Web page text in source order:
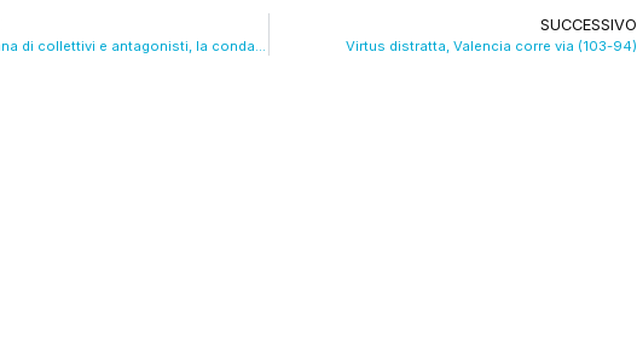
Guerriglia urbana di collettivi e antagonisti, la condanna di Lepore
SUCCESSIVO
Virtus distratta, Valencia corre via (103-94)